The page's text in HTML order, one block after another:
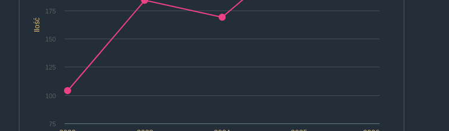
Ilość
75
100
125
150
175